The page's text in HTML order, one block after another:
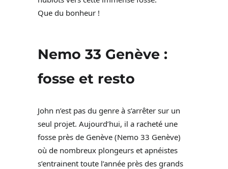
Que du bonheur !
Nemo 33 Genève :
fosse et resto
John n’est pas du genre à s’arrêter sur un
seul projet. Aujourd’hui, il a racheté une
fosse près de Genève (Nemo 33 Genève)
où de nombreux plongeurs et apnéistes
s’entrainent toute l’année près des grands